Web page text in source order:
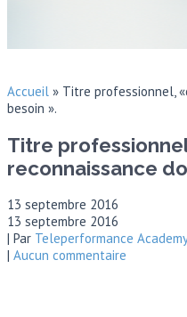
Accueil » Titre professionnel,
besoin ».
Titre
reconnaissance
13 septembre 2016
13 septembre 2016
| Par Teleperformance
| Aucun commentaire